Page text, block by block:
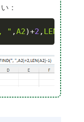
：
" ,A2)+2 , LEN (
Copy